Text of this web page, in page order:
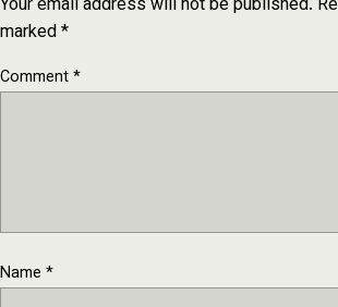
Your email address will not be published.
marked*
Comment*
Name *